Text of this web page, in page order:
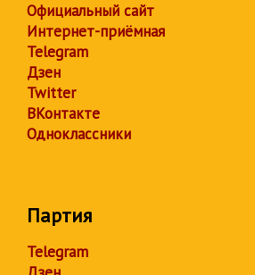
Официальный сайт
Интернет-приёмная
Telegram
Дзен
Twitter
ВКонтакте
Одноклассники
Партия
Telegram